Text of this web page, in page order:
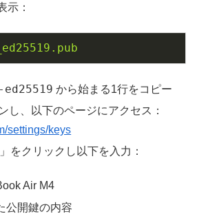
示：
から始まる1行をコピー
し、以下のページにアクセス：
settings/keys
をクリックし以下を入力：
Air M4
公開鍵の内容